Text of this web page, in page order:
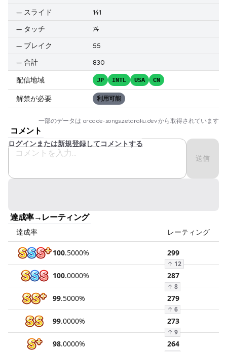
— スライド
141
— タッチ
74
— ブレイク
55
— 合計 830
配信地域 JP INTL USA CN
解禁が必要 利用可能
一部のデータは arcade-songs.zetaraku.devから取得されています
コメント
送信
ログインまたは新規登録してコメントする
達成率→レーティング
達成率 レーティング
100.5000% 299
↑ 12
100.0000% 287
↑ 8
99.5000% 279
↑ 6
99.0000% 273
↑ 9
98.0000% 264